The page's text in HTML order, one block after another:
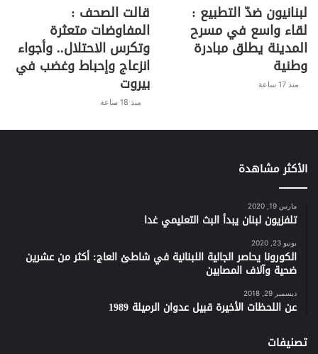
لبنانيون ضدّ التطبيع :
لقاء واسع في مسرح
المدينة يطلق مبادرة
وطنية
منذ 17 ساعة
قالت الصحف :
المفاوضات متعثرة
وتكرس الاحتلال.. وأجواء
انزعاج وإحباط وغضب في
بيروت
منذ 18 ساعة
الأكثر مشاهدة
مارس 19, 2020
تلفزيون لبنان يبدأ البث التعليمي غدا
يونيو 23, 2020
الكورونا يحاصر الجالية اللبنانية في شاطئ العاج: أكثر من عشرين
ضحية وآلاف المصابين
ديسمبر 29, 2018
عن اللحظات الأخيرة قبيل عدوان الرميلة 1989
تصنيفات